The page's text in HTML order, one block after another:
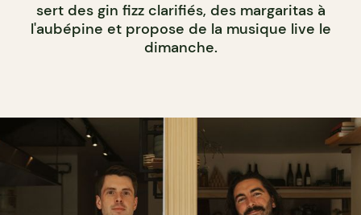
sert des gin fizz clarifiés, des margaritas à
l'aubépine et propose de la musique live le
dimanche.